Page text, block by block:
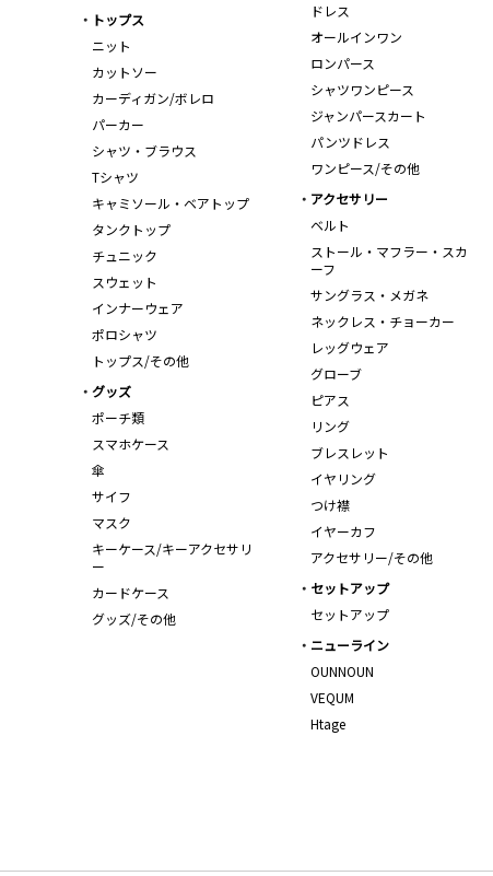
トップス
ニット
カットソー
カーディガン/ボレロ
パーカー
シャツ・ブラウス
Tシャツ
キャミソール・ベアトップ
タンクトップ
チュニック
スウェット
インナーウェア
ポロシャツ
トップス/その他
ドレス
オールインワン
ロンパース
シャツワンピース
ジャンパースカート
パンツドレス
ワンピース/その他
アクセサリー
ベルト
ストール・マフラー・スカ
ーフ
サングラス・メガネ
ネックレス・チョーカー
レッグウェア
グローブ
ピアス
リング
ブレスレット
イヤリング
つけ襟
イヤーカフ
アクセサリー/その他
グッズ
ポーチ類
スマホケース
傘
サイフ
マスク
キーケース/キーアクセサリ
ー
カードケース
グッズ/その他
セットアップ
セットアップ
ニューライン
OUNNOUN
VEQUM
Htage